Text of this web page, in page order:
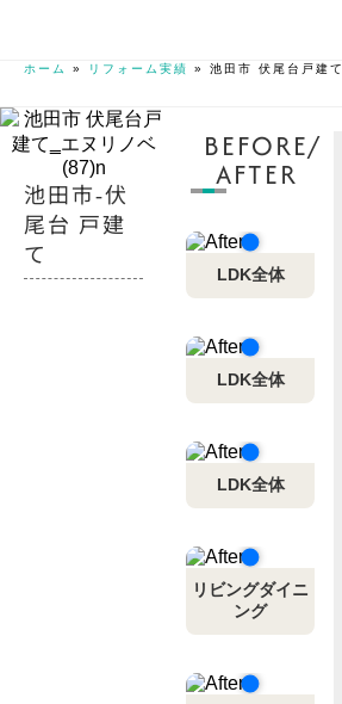
ホーム » リフォーム実績 » 池田市 伏尾台戸建て
池田市‐伏
尾台 戸建
て
BEFORE/
AFTER
LDK全体
LDK全体
LDK全体
リビングダイニ
ング